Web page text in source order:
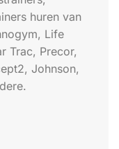
huren van
Life
Trac, Precor,
Johnson,